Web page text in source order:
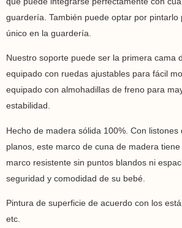
guardería. También puede optar por pintarlo
único en la guardería.
Nuestro soporte puede ser la primera cama
equipado con ruedas ajustables para fácil
equipado con almohadillas de freno para
estabilidad.
Hecho de madera sólida 100%. Con
planos, este marco de cuna de madera
marco resistente sin puntos blandos ni
seguridad y comodidad de su bebé.
Pintura de superficie de acuerdo con los
etc.